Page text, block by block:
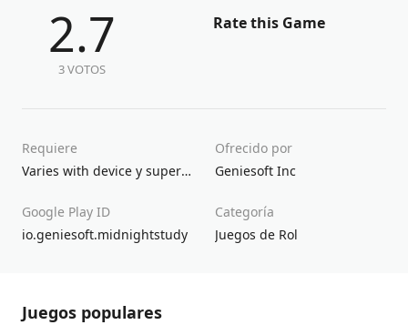
2.7
3 VOTOS
Rate this Game
Requiere
Varies with device y superior
Ofrecido por
Geniesoft Inc
Google Play ID
io.geniesoft.midnightstudy
Categoría
Juegos de Rol
Juegos populares